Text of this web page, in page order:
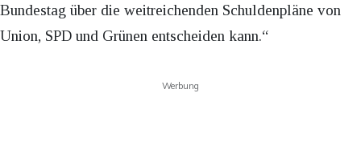
Bundestag über die weitreichenden Schuldenpläne von
Union, SPD und Grünen entscheiden kann.“
Werbung